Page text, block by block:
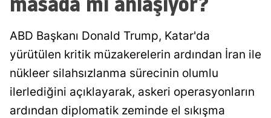
ABD Başkanı Donald Trump, Katar'da
yürütülen kritik müzakerelerin ardından İran ile
nükleer silahsızlanma sürecinin olumlu
ilerlediğini açıklayarak, askeri operasyonların
ardından diplomatik zeminde el sıkışma